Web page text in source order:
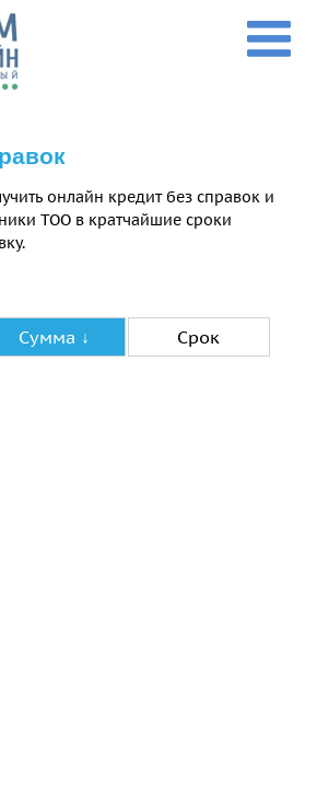
онлайн кредит без справок и
ТОО в кратчайшие сроки
Сумма ↓ Срок